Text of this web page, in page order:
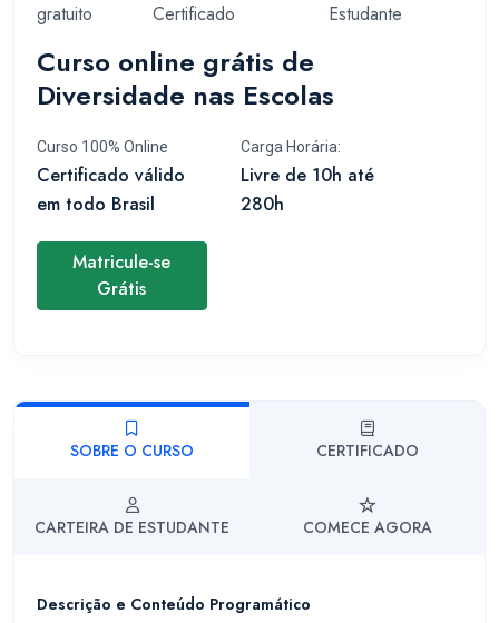
gratuito
Certificado
Estudante
Curso online grátis de
Diversidade nas Escolas
Curso 100% Online
Certificado válido
em todo Brasil
Carga Horária:
Livre de 10h até
280h
Matricule-se
Grátis
SOBRE O CURSO CERTIFICADO
CARTEIRA DE ESTUDANTE COMECE AGORA
Descrição e Conteúdo Programático